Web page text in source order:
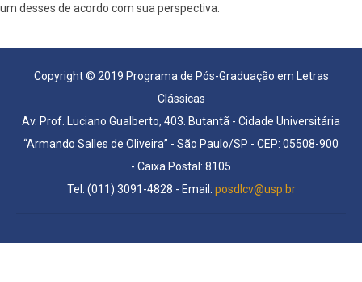
um desses de acordo com sua perspectiva.
Copyright © 2019 Programa de Pós-Graduação em Letras
Clássicas
Av. Prof. Luciano Gualberto, 403. Butantã - Cidade Universitária
“Armando Salles de Oliveira” - São Paulo/SP - CEP: 05508-900
- Caixa Postal: 8105
Tel: (011) 3091-4828 - Email: posdlcv@usp.br